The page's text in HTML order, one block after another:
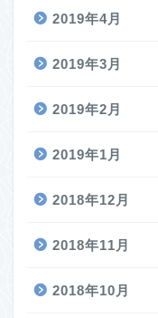
2019年4月
2019年3月
2019年2月
2019年1月
2018年12月
2018年11月
2018年10月